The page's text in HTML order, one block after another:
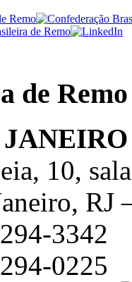
de Remo
10,
RJ
3342
0225